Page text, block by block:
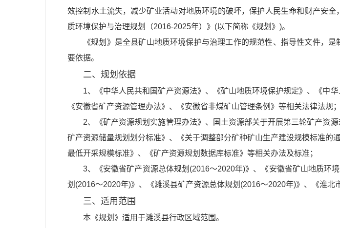
效控制水土流失，减少矿业活动对地质环境的破坏，保护人民生命和财产安
质环境保护与治理规划（2016-2025年）》(以下简称《规划》)。
《规划》是全县矿山地质环境保护与治理工作的规范性、指导性文件，
要依据。
二、规划依据
1、《中华人民共和国矿产资源法》、《矿山地质环境保护规定》、《中
《安徽省矿产资源管理办法》、《安徽省非煤矿山管理条例》等相关法律法规；
2、《矿产资源规划实施管理办法》、国土资源部关于开展第三轮矿产资
矿产资源储量规划划分标准》、《关于调整部分矿种矿山生产建设规模标准
最低开采规模标准》、《矿产资源规划数据库标准》等相关办法及标准；
3、《安徽省矿产资源总体规划(2016～2020年)》、《安徽省矿山地质环
划(2016～2020年)》、《濉溪县矿产资源总体规划(2016～2020年)》、《淮北
三、适用范围
本《规划》适用于濉溪县行政区域范围。